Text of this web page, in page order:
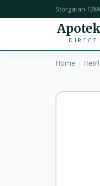
Storgatan 12
DIRECT
Home